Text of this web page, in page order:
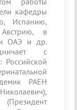
кафедры
Испанию,
в
ОАЭ и др.
с
Российской
РАЕН